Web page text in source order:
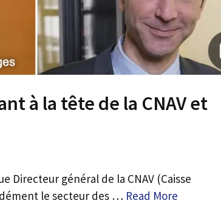
à la tête de la CNAV et
Directeur général de la CNAV (Caisse
le secteur des … Read More